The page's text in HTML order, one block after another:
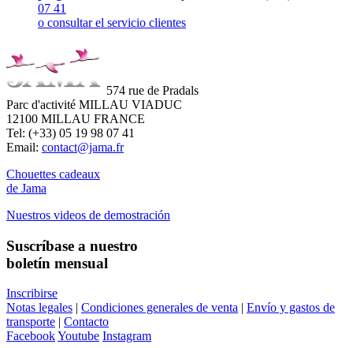
07 41
o consultar el servicio clientes
574 rue de Pradals
Parc d'activité MILLAU VIADUC
12100 MILLAU FRANCE
Tel: (+33) 05 19 98 07 41
Email: contact@jama.fr
Chouettes cadeaux
de Jama
Nuestros videos de demostración
Suscríbase a nuestro
boletín mensual
Inscribirse
Notas legales | Condiciones generales de venta | Envío y gastos de
transporte | Contacto
FacebookYoutube Instagram